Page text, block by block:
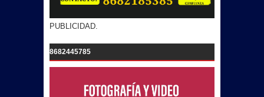
PUBLICIDAD.
8682445785